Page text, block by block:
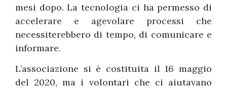
mesi dopo. La tecnologia ci ha permesso di
accelerare e agevolare processi che
necessiterebbero di tempo, di comunicare e
informare.
L’associazione si è costituita il 16 maggio
del 2020, ma i volontari che ci aiutavano